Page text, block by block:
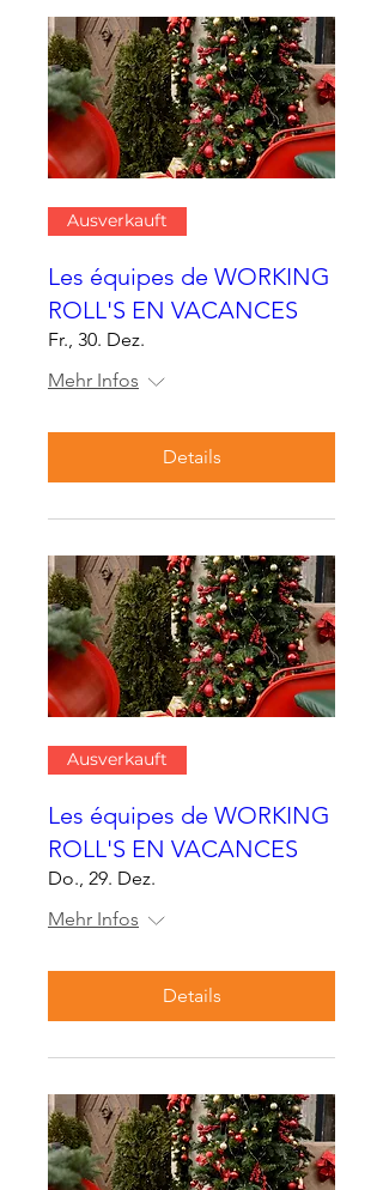
Ausverkauft
Les équipes de WORKING
ROLL'S EN VACANCES
Fr., 30. Dez.
Mehr Infos
Details
Ausverkauft
Les équipes de WORKING
ROLL'S EN VACANCES
Do., 29. Dez.
Mehr Infos
Details